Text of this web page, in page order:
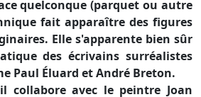
quelconque (parquet ou autre
fait apparaître des figures
Elle s'apparente bien sûr
des écrivains surréalistes
Paul Éluard et André Breton.
collabore avec le peintre Joan